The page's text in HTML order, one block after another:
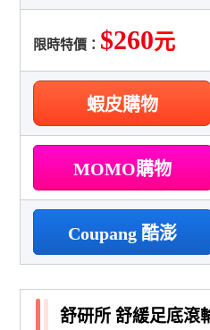
限時特價： $260元
蝦皮購物
MOMO購物
Coupang 酷澎
舒研所 舒緩足底滾